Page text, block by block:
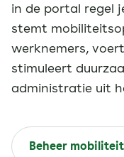
in de portal regel
stemt
werknemers,
stimuleert
administratie uit
Beheer